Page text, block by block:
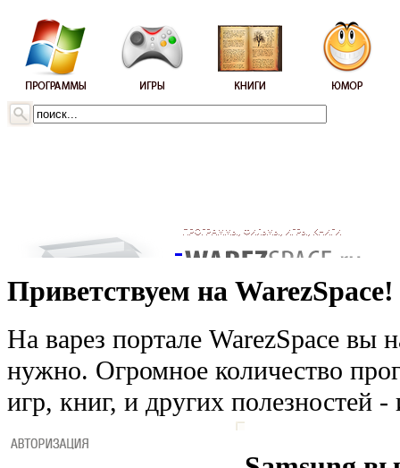
Приветствуем на WarezSpace!
На варез портале WarezSpace вы
нужно. Огромное количество
игр, книг, и других полезностей